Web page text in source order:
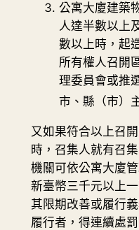
公寓大廈建築
人達半數以上
數以上時，起
所有權人召開
理委員會或推
市、縣（市）
又如果符合以上召
時，召集人就有召
機關可依公寓大廈
新臺幣三千元以上
其限期改善或履行
履行者，得連續處罰